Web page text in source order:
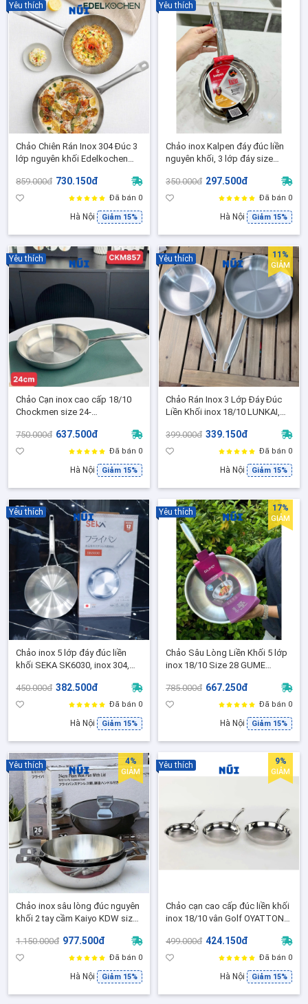
Chảo Chiên Rán Inox 304 Đúc 3
lớp nguyên khối Edelkochen
24,28,32 Phù hợp mọi loại bếp
859.000đ 730.150đ
Đã bán 0
Hà Nội Giảm 15%
Yêu thích
Chảo inox Kalpen đáy đúc liền
nguyên khối, 3 lớp đáy size
350.000đ 297.500đ
Đã bán 0
Hà Nội Giảm 15%
Yêu thích
Chảo Cạn inox cao cấp 18/10
Chockmen size 24-
lớp phù hợp mọi loại bếp
750.000đ 637.500đ
Đã bán 0
Hà Nội Giảm 15%
Yêu thích
Chảo Rán Inox 3 Lớp Đáy Đúc
Liền Khối inox 18/10 LUNKAI,
399.000đ 339.150đ
Đã bán 0
Hà Nội Giảm 15%
Yêu thích 11%
GIẢM
Chảo inox 5 lớp đáy đúc liền
khối SEKA SK6030, inox 304,
22 và 26
450.000đ 382.500đ
Đã bán 0
Hà Nội Giảm 15%
Yêu thích
Chảo Sâu Lòng Liền Khối 5 lớp
inox 18/10 Size 28 GUME
bếp
785.000đ 667.250đ
Đã bán 0
Hà Nội Giảm 15%
Yêu thích 17%
GIẢM
Chảo inox sâu lòng đúc nguyên
khối 2 tay cầm Kaiyo KDW size
1.150.000đ 977.500đ
Đã bán 0
Hà Nội Giảm 15%
Yêu thích 4%
GIẢM
Chảo cạn cao cấp đúc liền khối
inox 18/10 vân Golf OYATTON
bếp
499.000đ 424.150đ
Đã bán 0
Hà Nội Giảm 15%
Yêu thích 9%
GIẢM